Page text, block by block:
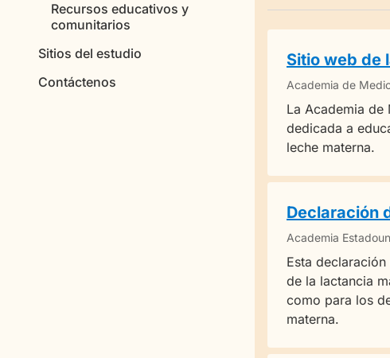
Recursos educativos y
comunitarios
Sitios del estudio
Contáctenos
Sitio web de
Academia de
La Academia de
dedicada a
leche materna.
Declaración
Academia
Esta
de la lactancia
como para los
materna.